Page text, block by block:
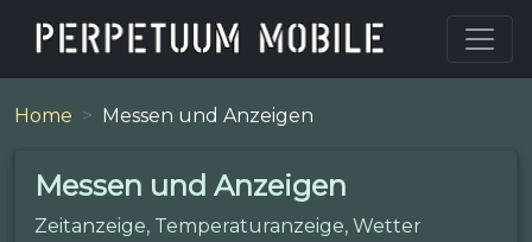
Home Messen und Anzeigen
Messen und Anzeigen
Zeitanzeige, Temperaturanzeige, Wetter